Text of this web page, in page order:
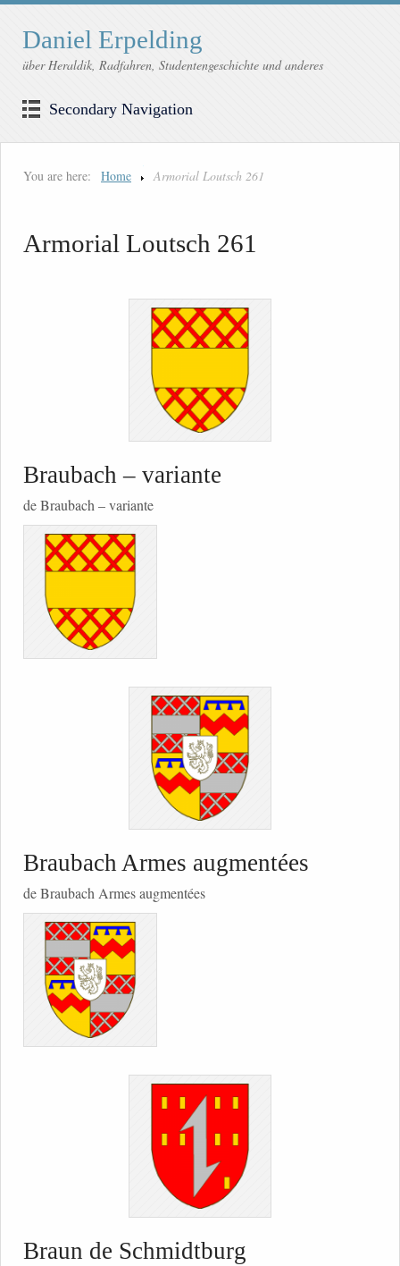
Daniel Erpelding
über Heraldik, Radfahren, Studentengeschichte und anderes
Secondary Navigation
You are here: Home Armorial Loutsch 261
Armorial Loutsch 261
Braubach – variante
de Braubach – variante
Braubach Armes augmentées
de Braubach Armes augmentées
Braun de Schmidtburg